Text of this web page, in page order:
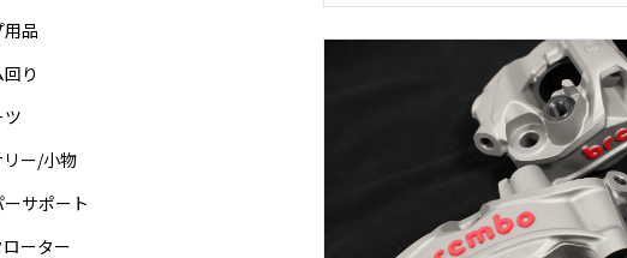
品
り
リー/小物
サポート
ーター